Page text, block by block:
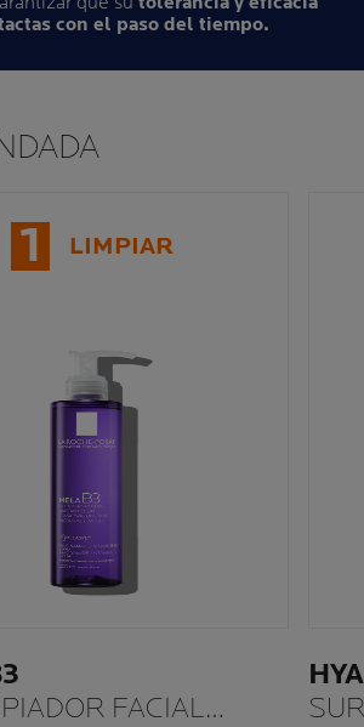
con el paso del tiempo.
1 LIMPIAR
FACIAL